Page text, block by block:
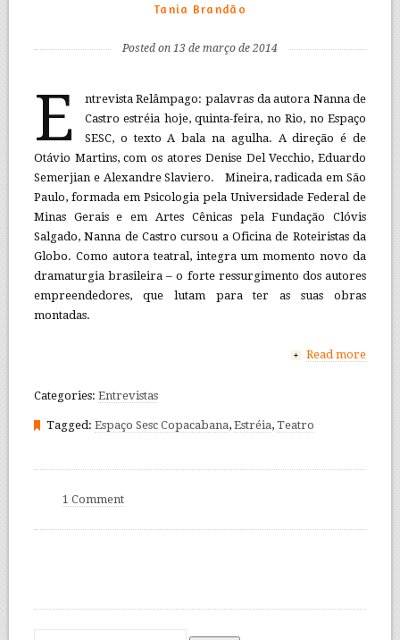
Tania Brandão
Posted on 13 de março de 2014
E
ntrevista Relâmpago: palavras da autora Nanna de
Castro estréia hoje, quinta-feira, no Rio, no Espaço
SESC, o texto A bala na agulha. A direção é de
Otávio Martins, com os atores Denise Del Vecchio, Eduardo
Semerjian e Alexandre Slaviero. Mineira, radicada em São
Paulo, formada em Psicologia pela Universidade Federal de
Minas Gerais e em Artes Cênicas pela Fundação Clóvis
Salgado, Nanna de Castro cursou a Oficina de Roteiristas da
Globo. Como autora teatral, integra um momento novo da
dramaturgia brasileira – o forte ressurgimento dos autores
empreendedores, que lutam para ter as suas obras
montadas.
+ Read more
Categories: Entrevistas
Tagged: Espaço Sesc Copacabana, Estréia, Teatro
1 Comment